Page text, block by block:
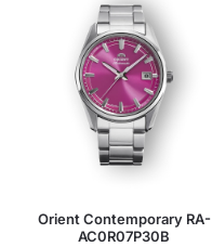
Orient Contemporary RA-
AC0R07P30B